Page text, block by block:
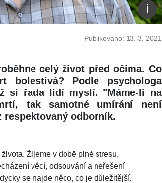
Publikováno: 13. 3. 2021
celý život před očima. Co
Podle psychologa
si řada lidí myslí. "Máme-li na
tak samotné umírání není
respektovaný odborník.
Žijeme v době plné stresu,
věcí, odsouvání a neřešení
se najde něco, co je důležitější.